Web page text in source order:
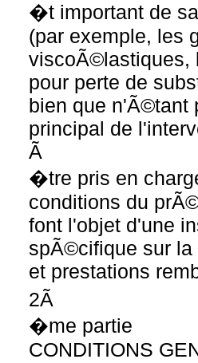
�t important de
(par exemple, les
viscoÃ©lastiques,
pour perte de
bien que n'Ã©tant
principal de
Ã
�tre pris en
conditions du
font l'objet d'une
spÃ©cifique sur
et prestations
2Ã
�me partie
CONDITIONS